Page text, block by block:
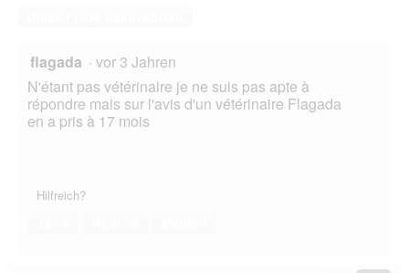
flagada · vor 3 Jahren
N'étant pas vétérinaire je ne suis pas apte à
répondre mais sur l'avis d'un vétérinaire Flagada
en a pris à 17 mois
Hilfreich?